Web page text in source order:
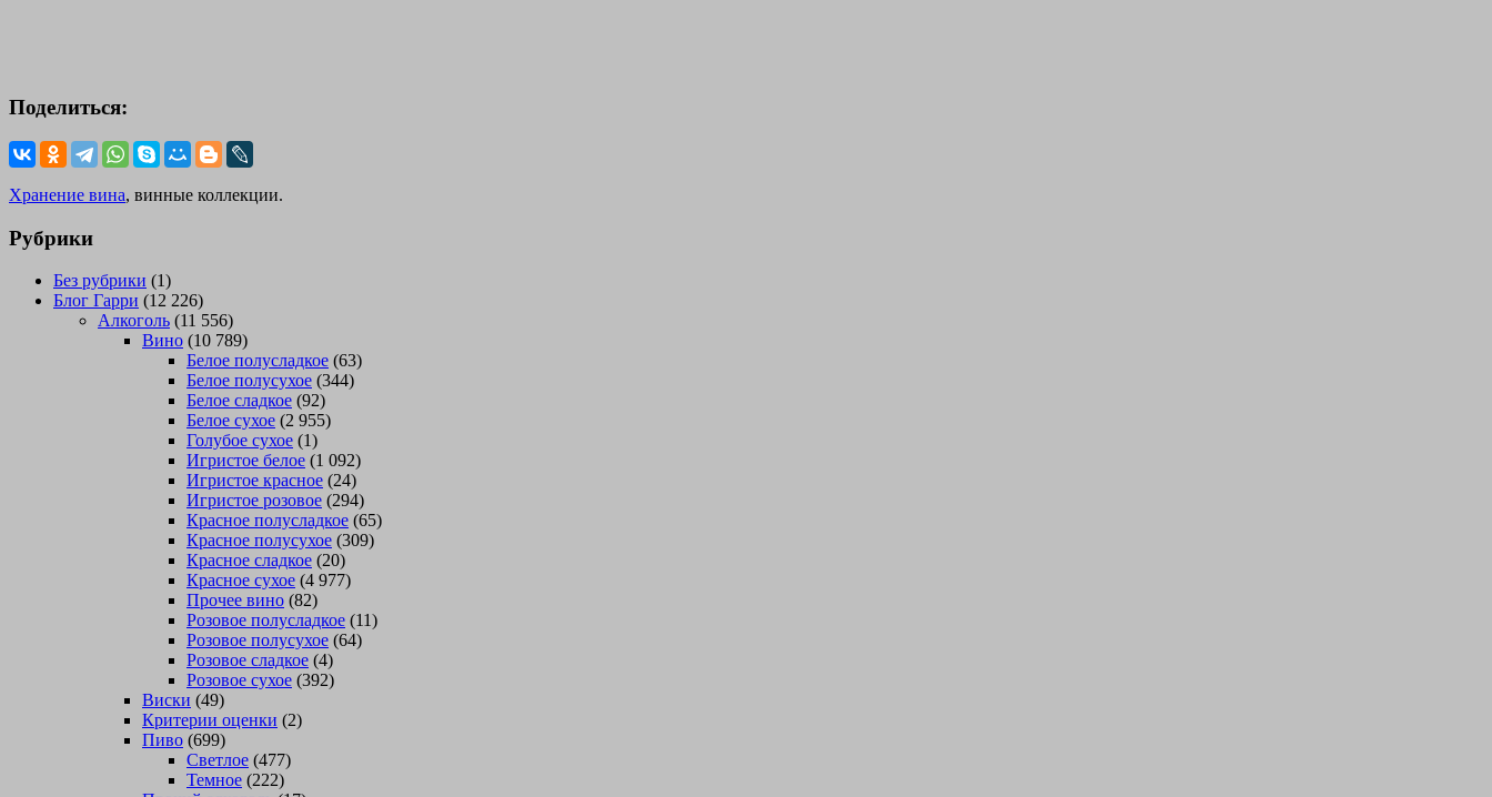
Поделиться:
Хранение вина, винные коллекции.
Рубрики
Без рубрики (1)
Блог Гарри (12 226)
Алкоголь (11 556)
Вино (10 789)
Белое полусладкое (63)
Белое полусухое (344)
Белое сладкое (92)
Белое сухое (2 955)
Голубое сухое (1)
Игристое белое (1 092)
Игристое красное (24)
Игристое розовое (294)
Красное полусладкое (65)
Красное полусухое (309)
Красное сладкое (20)
Красное сухое (4 977)
Прочее вино (82)
Розовое полусладкое (11)
Розовое полусухое (64)
Розовое сладкое (4)
Розовое сухое (392)
Виски (49)
Критерии оценки (2)
Пиво (699)
Светлое (477)
Темное (222)